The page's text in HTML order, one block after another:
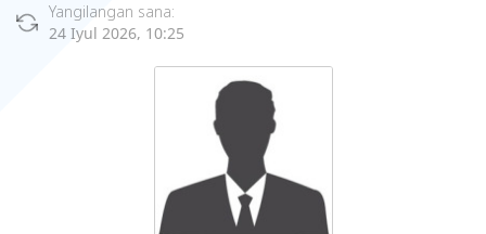
Yangilangan sana:
24 Iyul 2026, 10:25